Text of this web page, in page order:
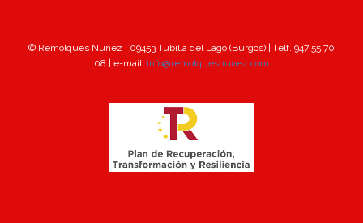
© Remolques Nuñez | 09453 Tubilla del Lago (Burgos) | Telf. 947 55 70
08 | e-mail: info@remolquesnunez.com